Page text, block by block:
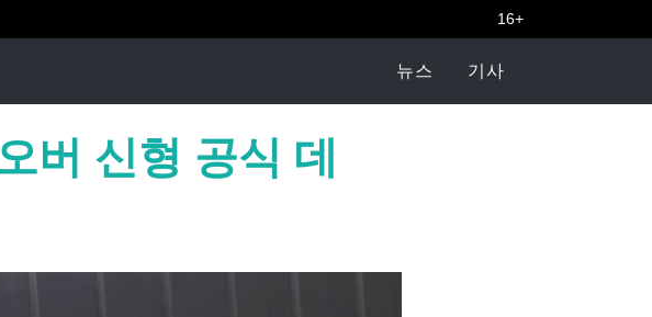
16+
뉴스 기사
버 신형 공식 데